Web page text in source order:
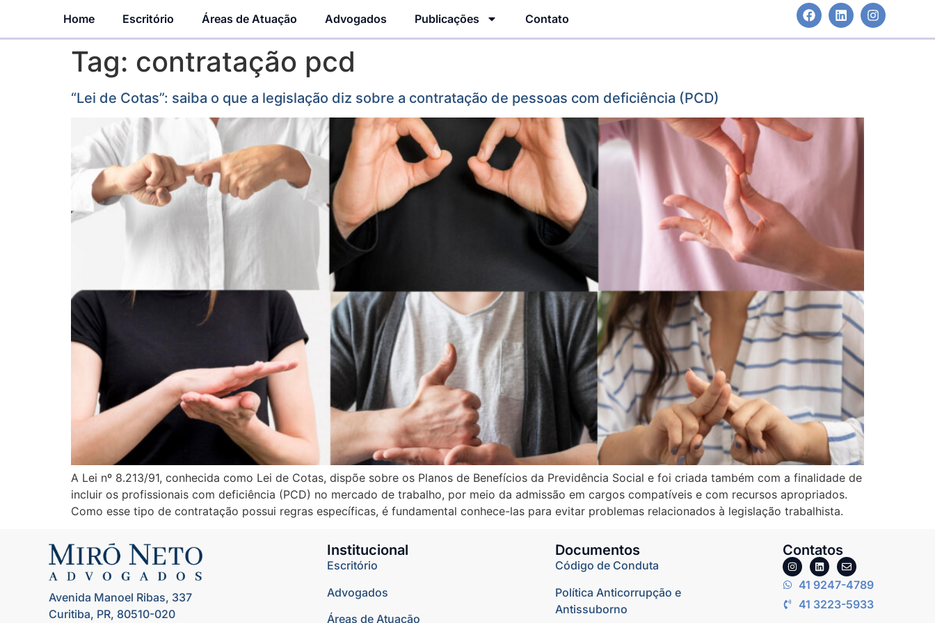
Home Escritório Áreas de Atuação Advogados Publicações Contato
Tag: contratação pcd
“Lei de Cotas”: saiba o que a legislação diz sobre a contratação de pessoas com deficiência (PCD)
A Lei nº 8.213/91, conhecida como Lei de Cotas, dispõe sobre os Planos de Benefícios da Previdência Social e foi criada também com a finalidade de
incluir os profissionais com deficiência (PCD) no mercado de trabalho, por meio da admissão em cargos compatíveis e com recursos apropriados.
Como esse tipo de contratação possui regras específicas, é fundamental conhece-las para evitar problemas relacionados à legislação trabalhista.
Avenida Manoel Ribas, 337
Curitiba, PR, 80510-020
Institucional
Escritório
Advogados
Áreas de Atuação
Documentos
Código de Conduta
Política Anticorrupção e
Antissuborno
Contatos
41 9247-4789
41 3223-5933